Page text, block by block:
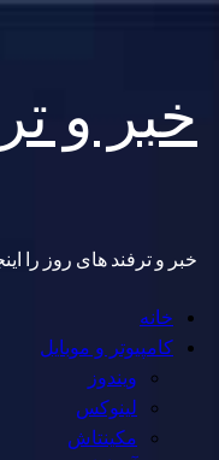
content
خبر و
خبر و ترفند های روز را
Primary
Menu
خانه
کامپیوتر و موبایل
ویندوز
لینوکس
مکینتاش